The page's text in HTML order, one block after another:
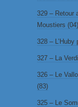
329 – Retour
Moustiers (04)
328 –
327 – La
326 – Le
(83)
325 – Le